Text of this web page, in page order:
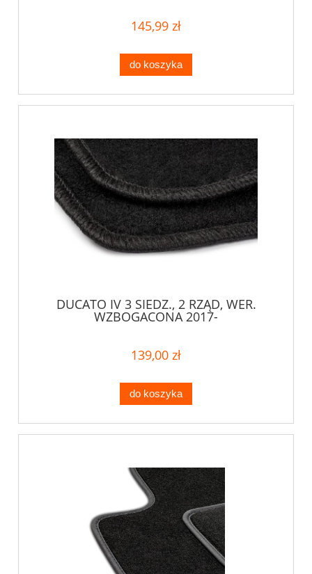
145,99 zł
do koszyka
DUCATO IV 3 SIEDZ., 2 RZĄD, WER.
WZBOGACONA 2017-
139,00 zł
do koszyka